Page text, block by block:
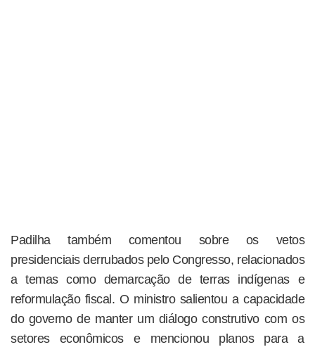
Padilha também comentou sobre os vetos
presidenciais derrubados pelo Congresso, relacionados
a temas como demarcação de terras indígenas e
reformulação fiscal. O ministro salientou a capacidade
do governo de manter um diálogo construtivo com os
setores econômicos e mencionou planos para a